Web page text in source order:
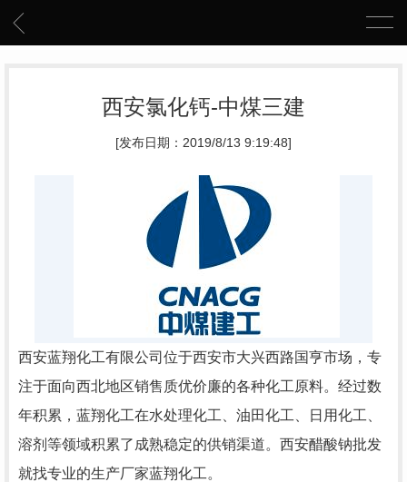
西安氯化钙-中煤三建
[发布日期：2019/8/13 9:19:48]
西安蓝翔化工有限公司位于西安市大兴西路国亨市场，专
注于面向西北地区销售质优价廉的各种化工原料。经过数
年积累，蓝翔化工在水处理化工、油田化工、日用化工、
溶剂等领域积累了成熟稳定的供销渠道。西安醋酸钠批发
就找专业的生产厂家蓝翔化工。